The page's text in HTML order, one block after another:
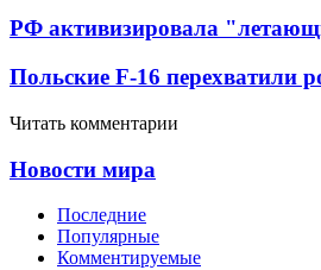
РФ активизировала
Польские F-16 перехватили
Читать комментарии
Новости мира
Последние
Популярные
Комментируемые